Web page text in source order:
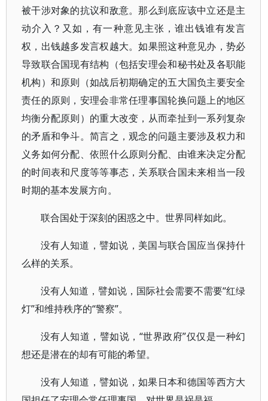
被干涉对象的抗议和敌意。那么到底应该中立还是主
动介入？又如，有一种意见主张，谁出钱谁有发言
权，出钱越多发言权越大。如果照这种意见办，势必
导致联合国现有结构（包括安理会和秘书处及各职能
机构）和原则（如战后初期确定的五大国负主要安全
责任的原则，安理会非常任理事国轮换问题上的地区
均衡分配原则）的重大改变，从而牵扯到一系列复杂
的矛盾和争斗。简言之，观念的问题主要涉及权力和
义务如何分配、依照什么原则分配、由谁来决定分配
的时间表和尺度等等事态，关系联合国未来相当一段
时期的基本发展方向。
联合国处于深刻的困惑之中。世界同样如此。
没有人知道，譬如说，美国与联合国应当保持什
么样的关系。
没有人知道，譬如说，国际社会需要不需要“红绿
灯”和维持秩序的“警察”。
没有人知道，譬如说，“世界政府”仅仅是一种幻
想还是潜在的却有可能的希望。
没有人知道，譬如说，如果日本和德国等西方大